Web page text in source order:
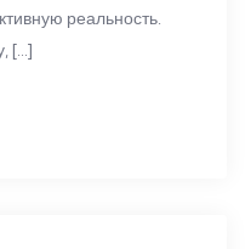
реальность.
[…]